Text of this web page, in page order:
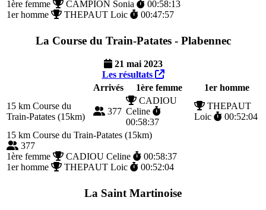
1ère femme
CAMPION Sonia
00:58:13
1er homme
THEPAUT Loic 00:47:57
La Course du Train-Patates - Plabennec
21 mai 2023
Les résultats
Arrivés
1ère femme
1er homme
15 km Course du
Train-Patates (15km)
377
CADIOU
Celine
00:58:37
THEPAUT
Loic
00:52:04
15 km Course du Train-Patates (15km)
377
1ère femme
CADIOU Celine
00:58:37
1er homme
THEPAUT Loic 00:52:04
La Saint Martinoise